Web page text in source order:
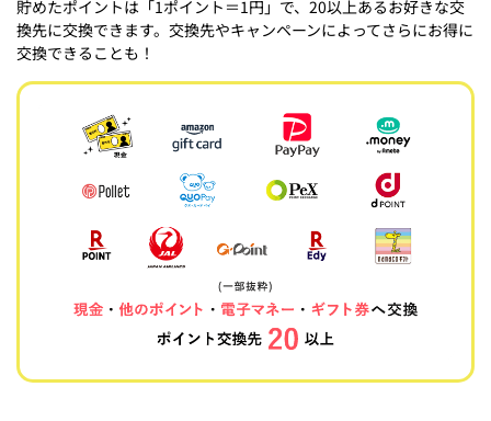
貯めたポイントは「1ポイント＝1円」で、20以上あるお好きな交
換先に交換できます。交換先やキャンペーンによってさらにお得に
交換できることも！